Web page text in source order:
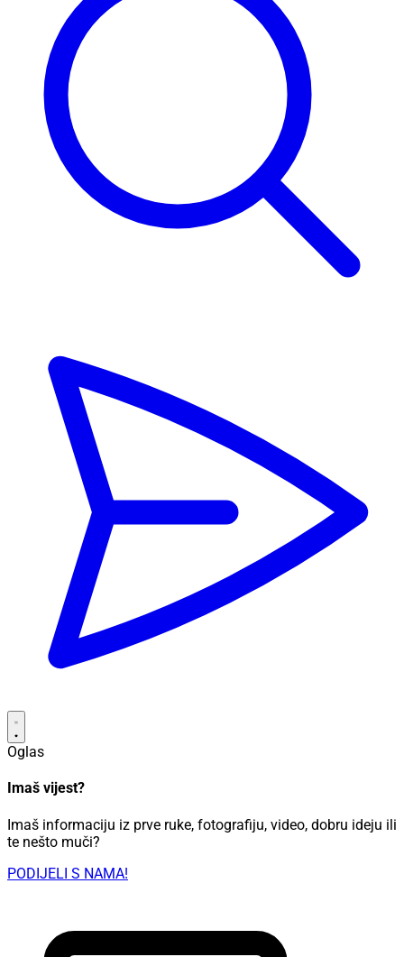
Oglas
Imaš vijest?
Imaš informaciju iz prve ruke, fotografiju, video, dobru ideju ili
te nešto muči?
PODIJELI S NAMA!